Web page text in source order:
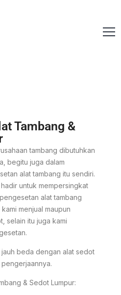
Tambang &
tambang dibutuhkan
begitu juga dalam
alat tambang itu sendiri.
untuk mempersingkat
alat tambang
menjual maupun
selain itu juga kami
beda dengan alat sedot
& Sedot Lumpur: